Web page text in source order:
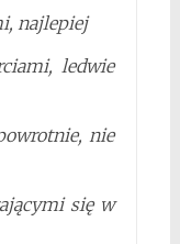
ledwie
nie
się w